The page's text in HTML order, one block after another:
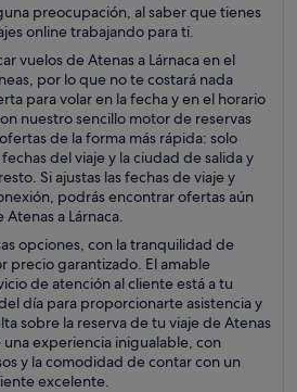
preocupación, al saber que tienes
online trabajando para ti.
vuelos de Atenas a Lárnaca en el
por lo que no te costará nada
para volar en la fecha y en el horario
nuestro sencillo motor de reservas
de la forma más rápida: solo
del viaje y la ciudad de salida y
Si ajustas las fechas de viaje y
podrás encontrar ofertas aún
a Lárnaca.
opciones, con la tranquilidad de
precio garantizado. El amable
de atención al cliente está a tu
día para proporcionarte asistencia y
sobre la reserva de tu viaje de Atenas
una experiencia inigualable, con
y la comodidad de contar con un
excelente.